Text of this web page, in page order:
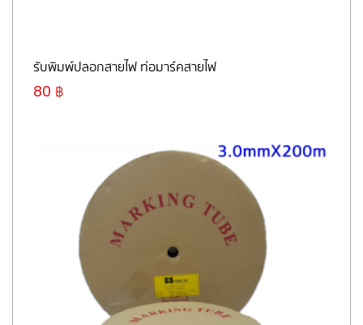
รับพิมพ์ปลอกสายไฟ ท่อมาร์คสายไฟ
80 ฿